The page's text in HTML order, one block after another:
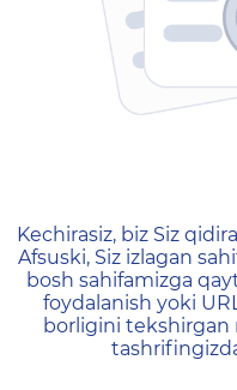
404 —
Kechirasiz, biz Siz
Afsuski, Siz izlagan
bosh sahifamizga
foydalanish yoki
borligini tekshirgan